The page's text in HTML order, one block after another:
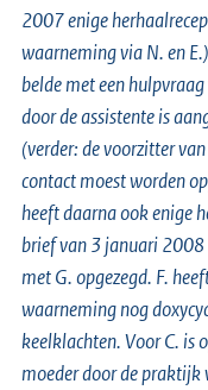
2007 enige
waarneming via N. en
belde met een
door de assistente is
(verder: de voorzitter
contact moest worden
heeft daarna ook enige
brief van 3 januari 2008
met G. opgezegd. F.
waarneming nog
keelklachten. Voor C. is
moeder door de praktijk